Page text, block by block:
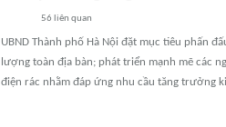
56 liên quan
UBND Thành phố Hà Nội đặt mục tiêu phấn
lượng toàn địa bàn; phát triển mạnh mẽ các
điện rác nhằm đáp ứng nhu cầu tăng trưởng